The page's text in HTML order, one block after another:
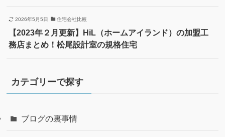
2026年5月5日 住宅会社比較
【2023年２月更新】HiL（ホームアイランド）の加盟工
務店まとめ！松尾設計室の規格住宅
カテゴリーで探す
ブログの裏事情